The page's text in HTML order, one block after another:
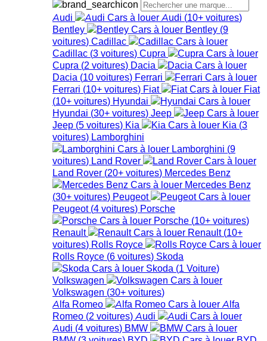
Audi Audi (10+ voitures)
Bentley
Bentley (9
voitures) Cadillac
Cadillac (3 voitures) Cupra
Cupra (2 voitures) Dacia
Dacia (10 voitures) Ferrari
Ferrari (10+ voitures) Fiat
Fiat
(10+ voitures) Hyundai
Hyundai (30+ voitures) Jeep
Jeep (5 voitures) Kia Kia (3
voitures) Lamborghini
Lamborghini (9
voitures) Land Rover
Land Rover (20+ voitures) Mercedes Benz
Mercedes Benz
(30+ voitures) Peugeot
Peugeot (4 voitures) Porsche
Porsche (10+ voitures)
Renault
Renault (10+
voitures) Rolls Royce
Rolls Royce (6 voitures) Skoda
Skoda (1 Voiture)
Volkswagen
Volkswagen (30+ voitures)
Alfa Romeo
Alfa
Romeo (2 voitures) Audi
Audi (4 voitures) BMW